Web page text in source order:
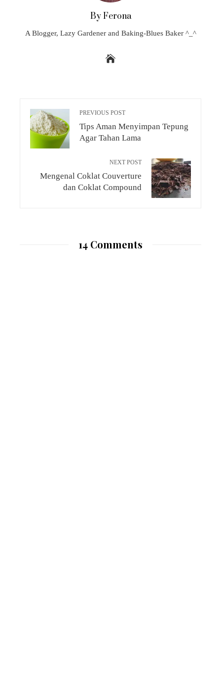
By Ferona
A Blogger, Lazy Gardener and Baking-Blues Baker ^_^
PREVIOUS POST
Tips Aman Menyimpan Tepung
Agar Tahan Lama
NEXT POST
Mengenal Coklat Couverture
dan Coklat Compound
14 Comments